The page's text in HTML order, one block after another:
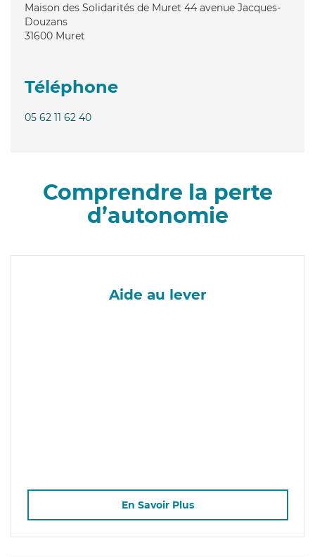
Maison des Solidarités de Muret 44 avenue Jacques-
Douzans
31600 Muret
Téléphone
05 62 11 62 40
Comprendre la perte
d’autonomie
Aide au lever
En Savoir Plus